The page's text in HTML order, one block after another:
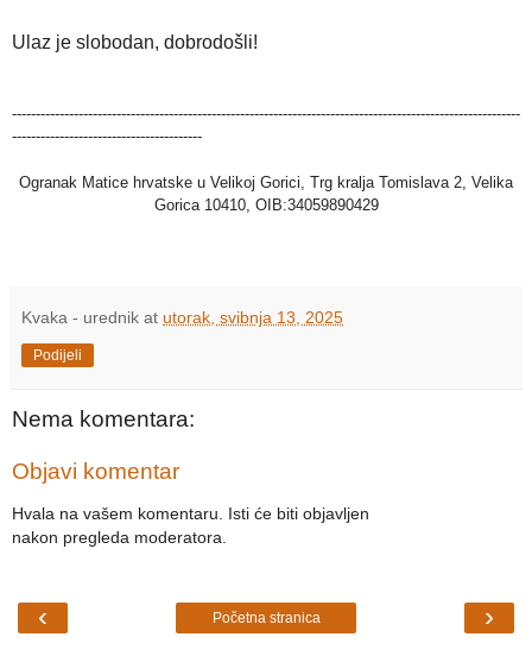
Ulaz je slobodan, dobrodošli!
-----------------------------------------------------------------------------------------------------------
----------------------------------------
Ogranak Matice hrvatske u Velikoj Gorici, Trg kralja Tomislava 2, Velika
Gorica 10410, OIB:34059890429
Kvaka - urednik at utorak, svibnja 13, 2025
Podijeli
Nema komentara:
Objavi komentar
Hvala na vašem komentaru. Isti će biti objavljen
nakon pregleda moderatora.
‹ ›
Početna stranica